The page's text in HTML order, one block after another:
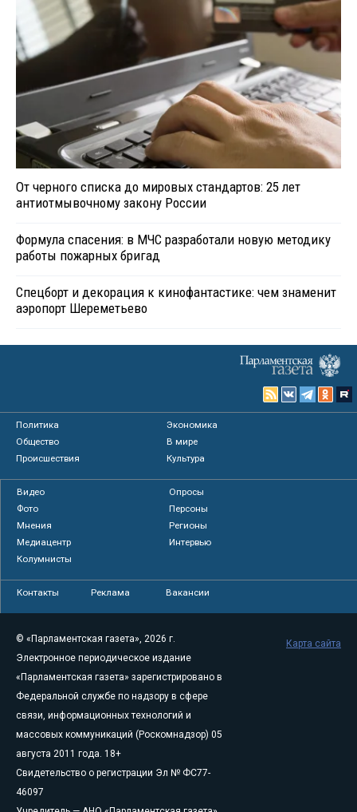
От черного списка до мировых стандартов: 25 лет
антиотмывочному закону России
Формула спасения: в МЧС разработали новую методику
работы пожарных бригад
Спецборт и декорация к кинофантастике: чем знаменит
аэропорт Шереметьево
Политика
Экономика
Общество
В мире
Происшествия
Культура
Видео
Опросы
Фото
Персоны
Мнения
Регионы
Медиацентр
Интервью
Колумнисты
Контакты Реклама Вакансии
© «Парламентская газета», 2026 г.
Электронное периодическое издание
«Парламентская газета» зарегистрировано в
Федеральной службе по надзору в сфере
связи, информационных технологий и
массовых коммуникаций (Роскомнадзор) 05
августа 2011 года. 18+
Свидетельство о регистрации Эл № ФС77-
46097
Карта сайта